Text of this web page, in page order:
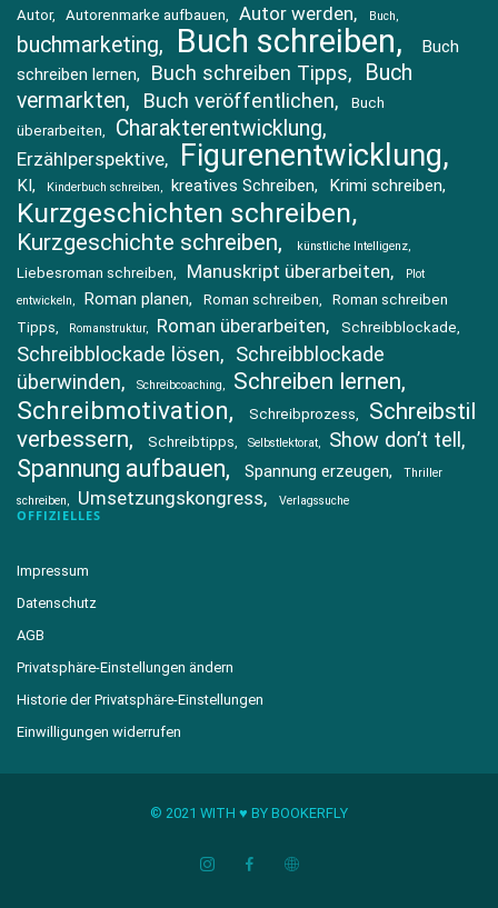
Autor Autorenmarke aufbauen Autor werden Buch
buchmarketing Buch schreiben
Buch
schreiben lernen
Buch schreiben Tipps
Buch
vermarkten
Buch veröffentlichen
Buch
überarbeiten
Charakterentwicklung
Erzählperspektive Figurenentwicklung
KI Kinderbuch schreiben kreatives Schreiben Krimi schreiben
Kurzgeschichten schreiben
Kurzgeschichte schreiben künstliche Intelligenz
Liebesroman schreiben Manuskript überarbeiten
Plot
entwickeln
Roman planen Roman schreiben
Roman schreiben
Tipps
Romanstruktur Roman überarbeiten Schreibblockade
Schreibblockade lösen
Schreibblockade
überwinden
Schreibcoaching Schreiben lernen
Schreibmotivation Schreibprozess
Schreibstil
verbessern
Schreibtipps Selbstlektorat Show don’t tell
Spannung aufbauen Spannung erzeugen
Thriller
schreiben
Umsetzungskongress Verlagssuche
OFFIZIELLES
Impressum
Datenschutz
AGB
Privatsphäre-Einstellungen ändern
Historie der Privatsphäre-Einstellungen
Einwilligungen widerrufen
© 2021 WITH ♥︎ BY BOOKERFLY